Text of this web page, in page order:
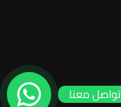
تواصل معنا